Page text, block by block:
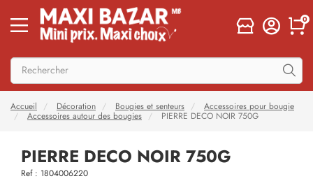
0
Accueil Décoration Bougies et senteurs
Accessoires pour bougie
Accessoires autour des bougies
PIERRE DECO NOIR 750G
PIERRE DECO NOIR 750G
Ref : 1804006220